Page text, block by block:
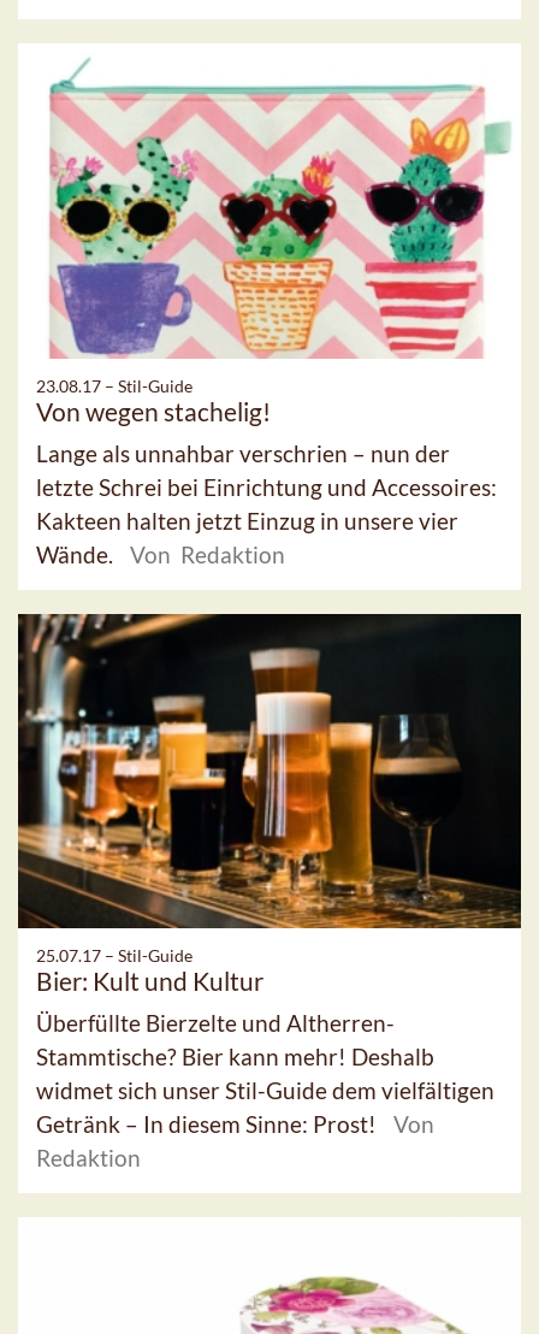
23.08.17 – Stil-Guide
Von wegen stachelig!
Lange als unnahbar verschrien – nun der
letzte Schrei bei Einrichtung und Accessoires:
Kakteen halten jetzt Einzug in unsere vier
Wände.
Von Redaktion
25.07.17 – Stil-Guide
Bier: Kult und Kultur
Überfüllte Bierzelte und Altherren-
Stammtische? Bier kann mehr! Deshalb
widmet sich unser Stil-Guide dem vielfältigen
Getränk – In diesem Sinne: Prost!
Von
Redaktion